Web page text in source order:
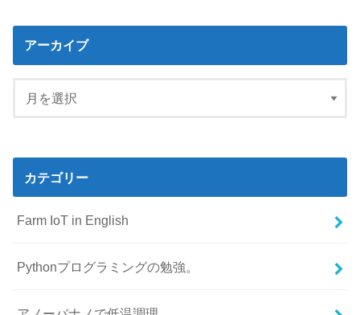
アーカイブ
カテゴリー
Farm IoT in English
Pythonプログラミングの勉強。